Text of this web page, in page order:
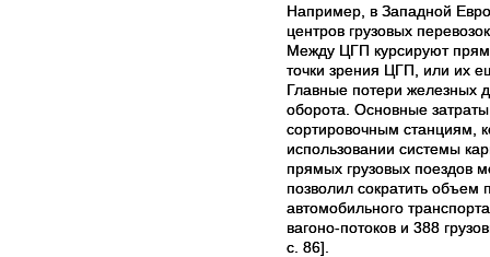
Например, в Западной
центров грузовых
Между ЦГП курсируют
точки зрения ЦГП, или их
Главные потери железных
оборота. Основные
сортировочным станциям,
использовании системы
прямых грузовых
позволил сократить объем
автомобильного
вагоно-потоков и 388
с. 86].